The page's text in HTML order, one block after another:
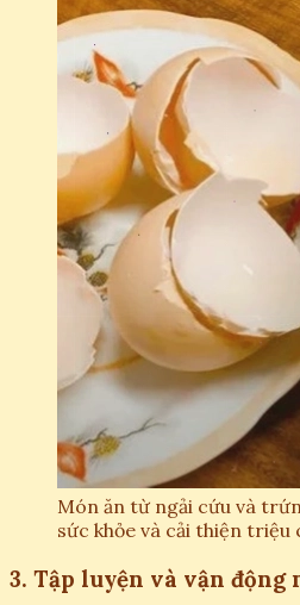
Món ăn từ ngải cứu và
sức khỏe và cải thiện triệu
3. Tập luyện và vận động